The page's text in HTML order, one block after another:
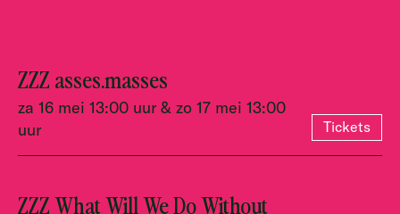
ZZZ asses.masses
za 16 mei 13:00 uur & zo 17 mei 13:00
uur
Tickets
ZZZ What Will We Do Without